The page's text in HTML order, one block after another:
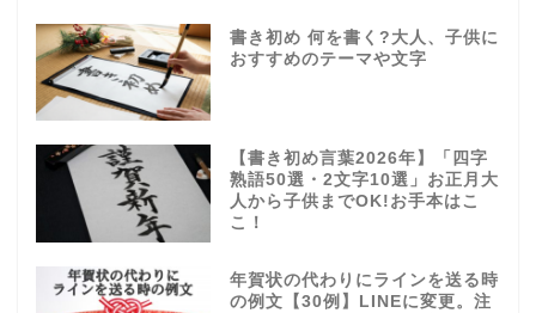
書き初め 何を書く?大人、子供に
おすすめのテーマや文字
【書き初め言葉2026年】「四字
熟語50選・2文字10選」お正月大
人から子供までOK!お手本はこ
こ！
年賀状の代わりにラインを送る時
の例文【30例】LINEに変更。注